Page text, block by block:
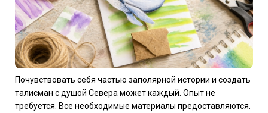
Почувствовать себя частью заполярной истории и создать
талисман с душой Севера может каждый. Опыт не
требуется. Все необходимые материалы предоставляются.